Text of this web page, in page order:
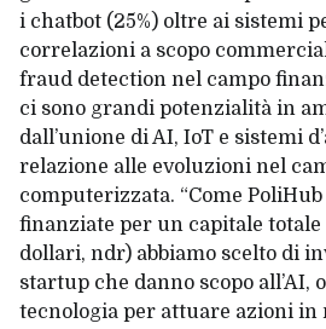
i chatbot(25%) oltre ai sistemi
correlazioni a scopo
fraud detection nel campo
ci sono grandi potenzialità in
dall’unione di AI, IoT e sistemi
relazione alle evoluzioni nel
computerizzata. “Come
finanziate per un capitale
dollari, ndr) abbiamo scelto di
startup che danno scopo all’AI,
tecnologia per attuare azioni in